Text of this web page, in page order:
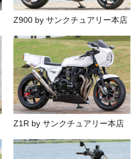
Z900 by サンクチュアリー本店
Z1R by サンクチュアリー本店